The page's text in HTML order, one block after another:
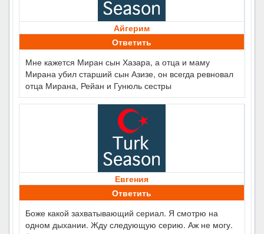
Айгерим
Ответить
Мне кажется Миран сын Хазара, а отца и маму
Мирана убил старший сын Азизе, он всегда ревновал
отца Мирана, Рейан и Гунюль сестры
Евгения
Ответить
Боже какой захватывающий сериал. Я смотрю на
одном дыхании. Жду следующую серию. Аж не могу.